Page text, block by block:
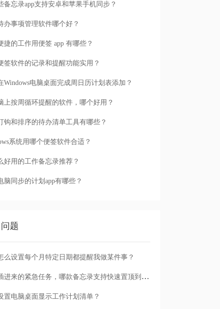
备忘录app支持安卓和苹果手机同步？
办事项管理软件哪个好？
捷的工作用便签 app 有哪些？
签软件的记录和提醒功能实用？
Windows电脑桌面完成周日历计划表添加？
上按周循环提醒的软件，哪个好用？
钩和排序的待办清单工具有哪些？
系统用哪个便签软件合适？
好用的工作备忘录推荐？
脑同步的计划app有哪些？
题
么设置每个月特定日期都提醒我做某件事？
临时插进来的紧急任务，哪款备忘录支持快速置顶到清单首位？
置电脑桌面显示工作计划清单？